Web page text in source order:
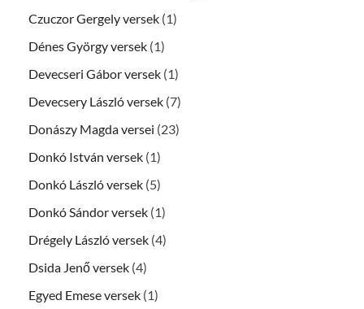
Czuczor Gergely versek (1)
Dénes György versek (1)
Devecseri Gábor versek (1)
Devecsery László versek (7)
Donászy Magda versei (23)
Donkó István versek (1)
Donkó László versek (5)
Donkó Sándor versek (1)
Drégely László versek (4)
Dsida Jenő versek (4)
Egyed Emese versek (1)